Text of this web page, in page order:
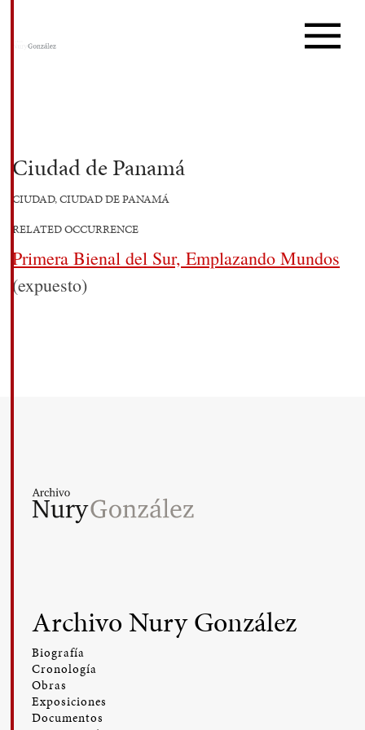
Ciudad de Panamá
CIUDAD, CIUDAD DE PANAMÁ
RELATED OCCURRENCE
Primera Bienal del Sur, Emplazando Mundos
(expuesto)
Archivo Nury González
Biografía
Cronología
Obras
Exposiciones
Documentos